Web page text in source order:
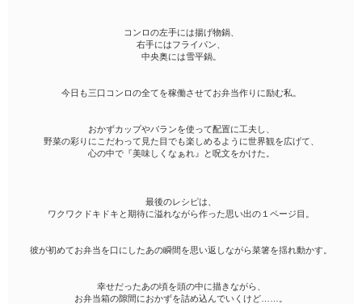
コンロの左手には揚げ物鍋、
右手にはフライパン、
中央奥には雪平鍋。
今日も三口コンロの全てを稼働させてお弁当作りに励む私。
おかずカップやバランを使って配置に工夫し、
野菜の彩りにこだわって見た目でも楽しめるように世界観を広げて、
心の中で『美味しくなぁれ』と呪文をかけた。
最後のレシピは、
ワクワクドキドキと期待に溢れながら作った思い出の１ページ目。
彼が初めてお弁当を口にしたあの瞬間を思い返しながら菜箸を揺れ動かす。
幸せだったあの頃を頭の中に描きながら、
お弁当箱の隙間におかずを詰め込んでいくけど……。